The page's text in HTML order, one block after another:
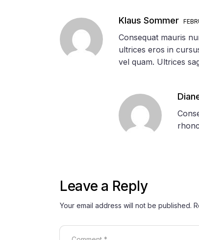
Klaus Sommer
Consequat mauris
ultrices eros in
vel quam. Ultrices
Leave a Reply
Your email address will not be published.